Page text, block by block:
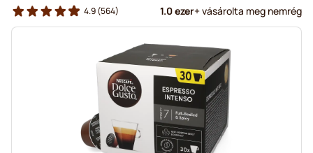
4.9(564) 1.0 ezer+ vásárolta meg nemrég